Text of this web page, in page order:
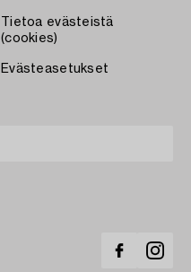
Tietoa evästeistä
(cookies)
Evästeasetukset